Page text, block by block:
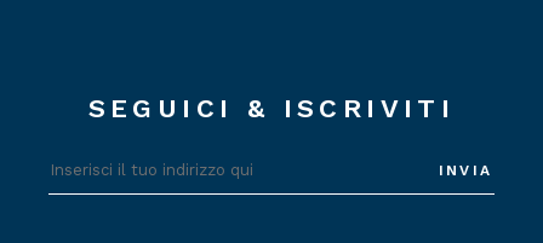
SEGUICI & ISCRIVITI
INVIA